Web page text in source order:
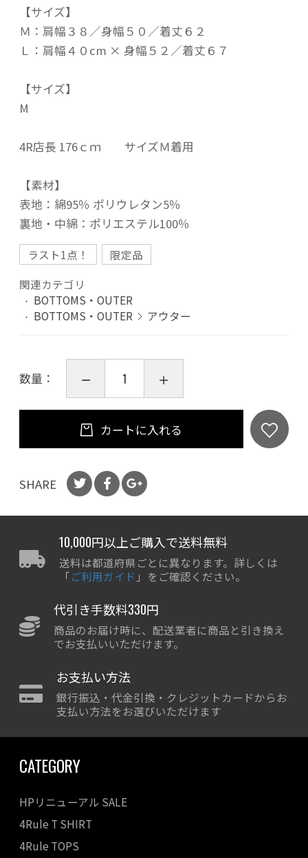
【サイズ】
Ｍ：肩幅３８／身幅５０／着丈６２
Ｌ：肩幅４０cm × 身幅５２／着丈６７
【サイズ】
M
4R店長 176ｃｍ サイズＭ着用
【素材】
表地：綿95％ ポリウレタン5％
裏地・中綿：ポリエステル100％
ラスト1点！
限定品
関連カテゴリ
BOTTOMS・OUTER
BOTTOMS・OUTER
アウター
数量：
カートに入れる
SHARE
10,000円以上ご購入で送料無料
送料は都道府県ごとに異なります。詳しくは
「ご利用ガイド 」をご確認ください。
代引き手数料330円
商品のお届け時に、配送業者に商品と引き換え
でお支払いいただけます。
お支払い方法
銀行振込・代金引換・クレジットカードからお
支払い方法をお選びいただけます
CATEGORY
HPリニューアル SALE
4Rule T SHIRT
4Rule TOPS